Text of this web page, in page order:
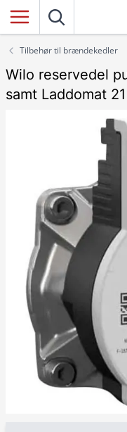
Tilbehør til brændekedler
Wilo reservedel
samt Laddomat 21